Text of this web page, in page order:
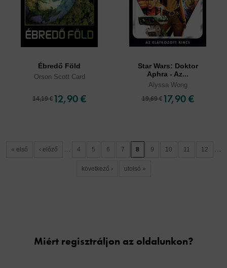
Ébredő Föld
Orson Scott Card
14,19 €12,90 €
Star Wars: Doktor
Aphra - Az...
Alyssa Wong
19,69 € 17,90 €
« első ‹ előző 4 5 6 7 8 9 10 11 12
következő › utolsó »
Miért regisztráljon az oldalunkon?